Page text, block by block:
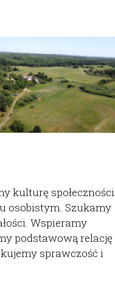
kulturę społeczności
osobistym. Szukamy
Wspieramy
podstawową relację
sprawczość i